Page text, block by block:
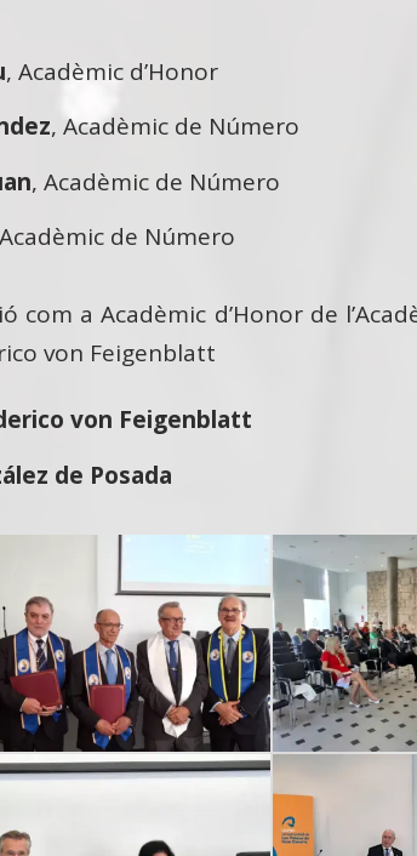
, Acadèmic d’Honor
, Acadèmic de Número
, Acadèmic de Número
de Número
com a Acadèmic d’Honor de
von Feigenblatt
von Feigenblatt
de Posada